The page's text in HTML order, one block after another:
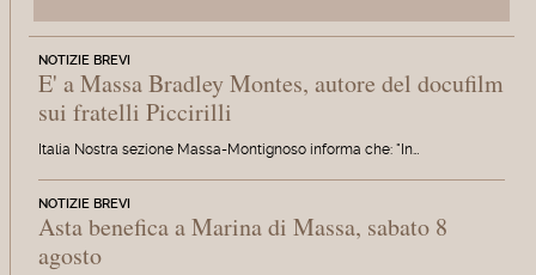
NOTIZIE BREVI
E' a Massa Bradley Montes, autore del docufilm
sui fratelli Piccirilli
Italia Nostra sezione Massa-Montignoso informa che: "In…
NOTIZIE BREVI
Asta benefica a Marina di Massa, sabato 8
agosto